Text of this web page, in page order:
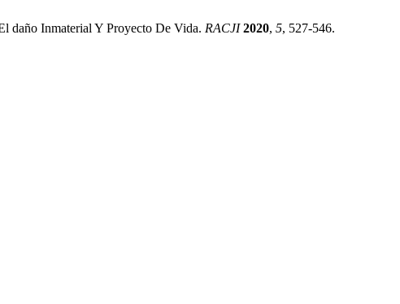
daño Inmaterial Y Proyecto De Vida. RACJI 2020, 5, 527-546.